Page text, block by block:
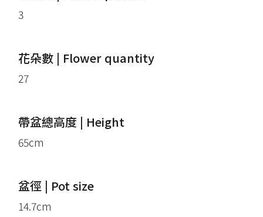
3
花朵數 | Flower quantity
27
帶盆總高度 | Height
65cm
盆徑 | Pot size
14.7cm